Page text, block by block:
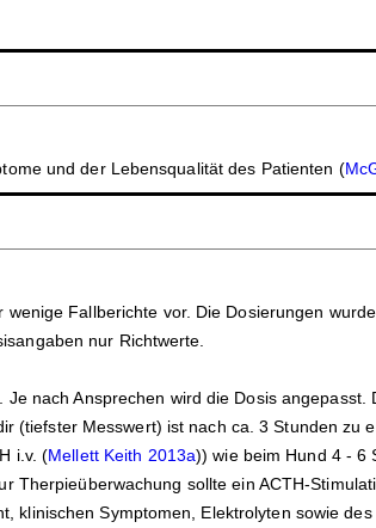
und der Lebensqualität des Patienten (
Fallberichte vor. Die Dosierungen
nur Richtwerte.
nach Ansprechen wird die Dosis angepasst.
(tiefster Messwert) ist nach ca. 3 Stunden zu
i.v. (Mellett Keith 2013a)) wie beim Hund 4 - 6
Therpieüberwachung sollte ein ACTH-
klinischen Symptomen, Elektrolyten sowie